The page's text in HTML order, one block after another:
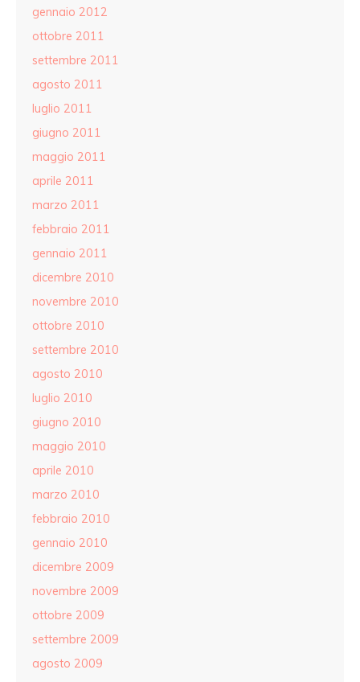
gennaio 2012
ottobre 2011
settembre 2011
agosto 2011
luglio 2011
giugno 2011
maggio 2011
aprile 2011
marzo 2011
febbraio 2011
gennaio 2011
dicembre 2010
novembre 2010
ottobre 2010
settembre 2010
agosto 2010
luglio 2010
giugno 2010
maggio 2010
aprile 2010
marzo 2010
febbraio 2010
gennaio 2010
dicembre 2009
novembre 2009
ottobre 2009
settembre 2009
agosto 2009